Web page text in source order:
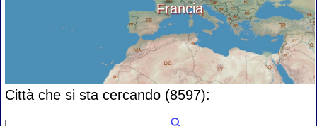
Francia
Città che si sta cercando (8597):